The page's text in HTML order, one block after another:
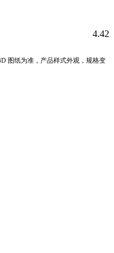
4.42
图纸为准，产品样式外观，规格变